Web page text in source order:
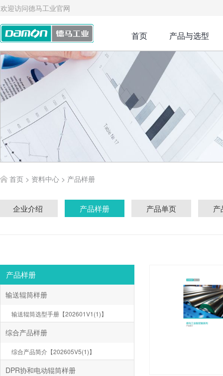
欢迎访问德马工业官网
首页 产品与选型
首页 > 资料中心 > 产品样册
企业介绍 产品样册 产品单页 产
产品样册
输送辊筒样册
输送辊筒选型手册【202601V1(1)】
综合产品样册
综合产品简介【202605V5(1)】
DPR协和电动辊筒样册